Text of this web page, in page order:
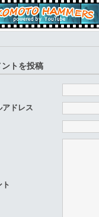
ントを投稿
アドレス
ト